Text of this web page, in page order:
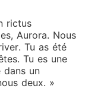
rictus
Aurora. Nous
Tu as été
Tu es une
dans un
deux. »